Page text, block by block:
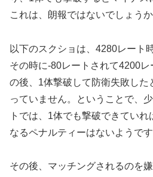
これは、朗報ではないでしょうか
以下のスクショは、4280レート
その時に-80レートされて4200
の後、1体撃破して防衛失敗した
っていません。ということで、
トでは、1体でも撃破できてい
なるペナルティーはないようです
その後、マッチングされるのを